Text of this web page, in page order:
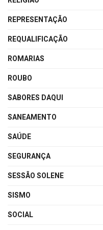
REPRESENTAÇÃO
REQUALIFICAÇÃO
ROMARIAS
ROUBO
SABORES DAQUI
SANEAMENTO
SAÚDE
SEGURANÇA
SESSÃO SOLENE
SISMO
SOCIAL